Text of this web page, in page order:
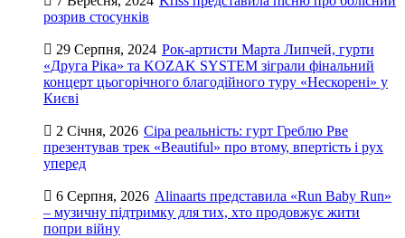
розрив стосунків
29 Серпня, 2024 Рок-артисти Марта Липчей, гурти
«Друга Ріка» та KOZAK SYSTEM зіграли фінальний
концерт цьогорічного благодійного туру «Нескорені» у
Києві
2 Січня, 2026 Сіра реальність: гурт Греблю Рве
презентував трек «Beautiful» про втому, впертість і рух
уперед
6 Серпня, 2026 Alinaarts представила «Run Baby Run»
– музичну підтримку для тих, хто продовжує жити
попри війну